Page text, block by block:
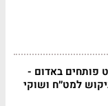
פותחים באדום -
למט״ח ושוקי